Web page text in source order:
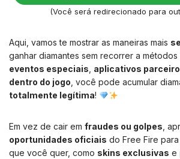
(Você será redirecionado para
Aqui, vamos te mostrar as maneiras mais
ganhar diamantes sem recorrer a métodos
eventos especiais aplicativos
dentro do jogo , você pode acumular
totalmente legítima!
Em vez de cair em fraudes ou golpes ,
oportunidades oficiais do Free Fire
que você quer, como skins exclusivas e